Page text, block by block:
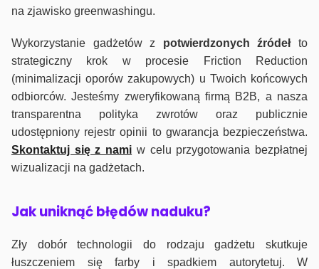
na zjawisko greenwashingu.
Wykorzystanie gadżetów z potwierdzonych źródełto
strategiczny krok w procesie Friction Reduction
(minimalizacji oporów zakupowych) u Twoich końcowych
odbiorców. Jesteśmy zweryfikowaną firmą B2B, a nasza
transparentna polityka zwrotów oraz publicznie
udostępniony rejestr opinii to gwarancja bezpieczeństwa.
Skontaktuj się z nami w celu przygotowania bezpłatnej
wizualizacji na gadżetach.
Jak uniknąć błędów naduku?
Zły dobór technologii do rodzaju gadżetu skutkuje
łuszczeniem się farby i spadkiem autorytetuj. W